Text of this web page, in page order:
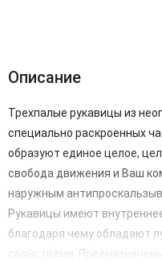
Описание
Трехпалые рукавицы из
специально раскроенных
образуют единое целое,
свобода движения и Ваш
наружным
Рукавицы имеют
благодаря чему обладают
свойствами.